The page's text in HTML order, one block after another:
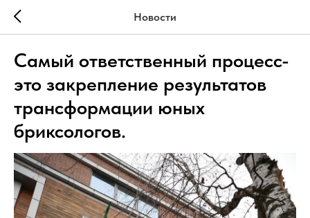
Новости
Самый ответственный процесс-
это закрепление результатов
трансформации юных
бриксологов.